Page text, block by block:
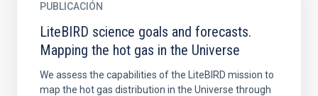
PUBLICACIÓN
LiteBIRD science goals and forecasts.
Mapping the hot gas in the Universe
We assess the capabilities of the LiteBIRD mission to
map the hot gas distribution in the Universe through